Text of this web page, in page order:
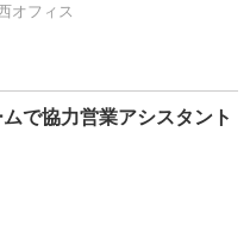
オフィス
で協力営業アシスタント